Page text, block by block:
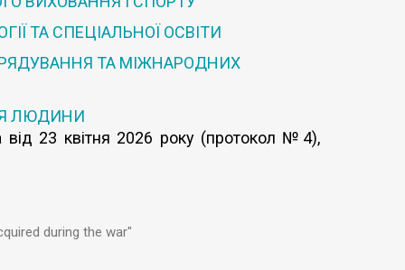
ТА СПЕЦІАЛЬНОЇ ОСВІТИ
ТА МІЖНАРОДНИХ
ЛЮДИНИ
від 23 квітня 2026 року (протокол №4),
during the war"